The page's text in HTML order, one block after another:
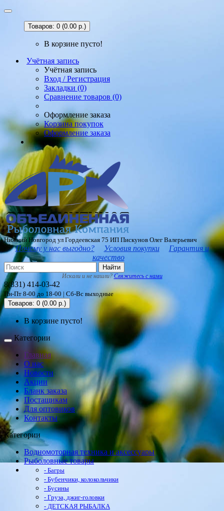
Товаров: 0 (0.00 р.)
В корзине пусто!
Учётная запись
Учётная запись
Вход / Регистрация
Закладки (0)
Сравнение товаров (0)
Оформление заказа
Корзина покупок
Оформление заказа
Нижний Новгород ул Гордеевская 75 ИП Пискунов Олег Валерьевич
Почему у нас выгодно? Условия покупки
Гарантия и
качество
Найти
Искали и не нашли?Свяжитесь с нами
8(831) 414-03-42
Пн-Пт 8-00 до 18-00 | Сб-Вс выходные
Товаров: 0 (0.00 р.)
В корзине пусто!
Категории
Главная
О нас
Новости
Акции
Бланк заказа
Постащикам
Для оптовиков
Контакты
Категории
Водномоторная техника и аксессуары
Рыболовные товары
- Багры
- Бубенчики, колокольчики
- Бусины
- Груза, джиг-головки
- ДЕТСКАЯ РЫБАЛКА